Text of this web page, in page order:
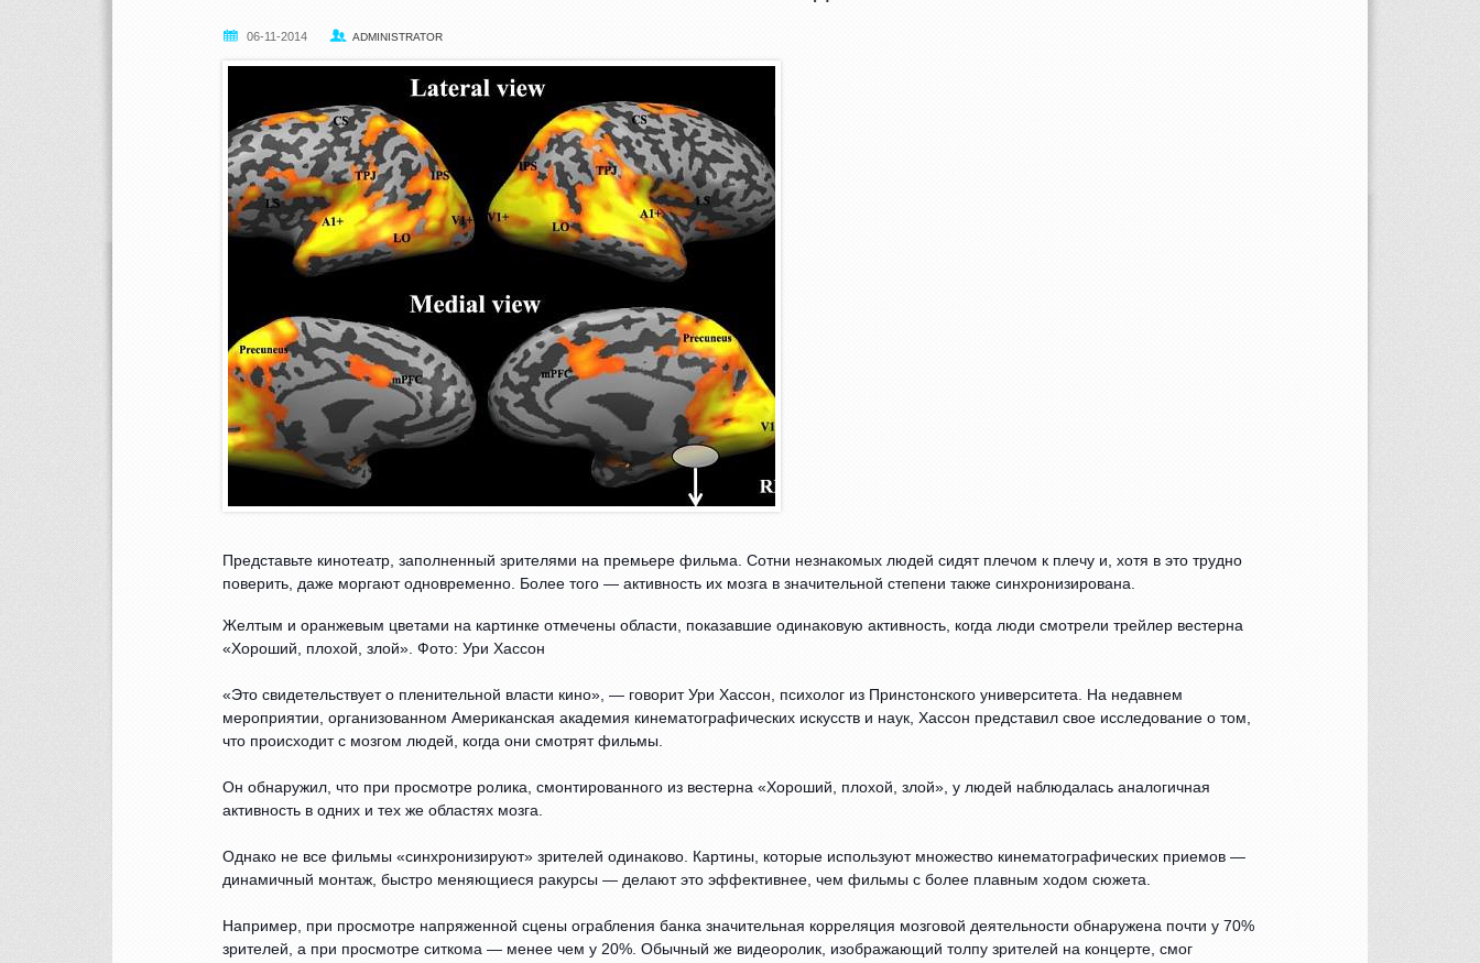
06-11-2014 ADMINISTRATOR
Представьте кинотеатр, заполненный зрителями на премьере фильма. Сотни незнакомых людей сидят плечом к плечу и, хотя в это трудно
поверить, даже моргают одновременно. Более того — активность их мозга в значительной степени также синхронизирована.
Желтым и оранжевым цветами на картинке отмечены области, показавшие одинаковую активность, когда люди смотрели трейлер вестерна
«Хороший, плохой, злой». Фото: Ури Хассон
«Это свидетельствует о пленительной власти кино», — говорит Ури Хассон, психолог из Принстонского университета. На недавнем
мероприятии, организованном Американская академия кинематографических искусств и наук, Хассон представил свое исследование о том,
что происходит с мозгом людей, когда они смотрят фильмы.
Он обнаружил, что при просмотре ролика, смонтированного из вестерна «Хороший, плохой, злой», у людей наблюдалась аналогичная
активность в одних и тех же областях мозга.
Однако не все фильмы «синхронизируют» зрителей одинаково. Картины, которые используют множество кинематографических приемов —
динамичный монтаж, быстро меняющиеся ракурсы — делают это эффективнее, чем фильмы с более плавным ходом сюжета.
Например, при просмотре напряженной сцены ограбления банка значительная корреляция мозговой деятельности обнаружена почти у 70%
зрителей, а при просмотре ситкома — менее чем у 20%. Обычный же видеоролик, изображающий толпу зрителей на концерте, смог